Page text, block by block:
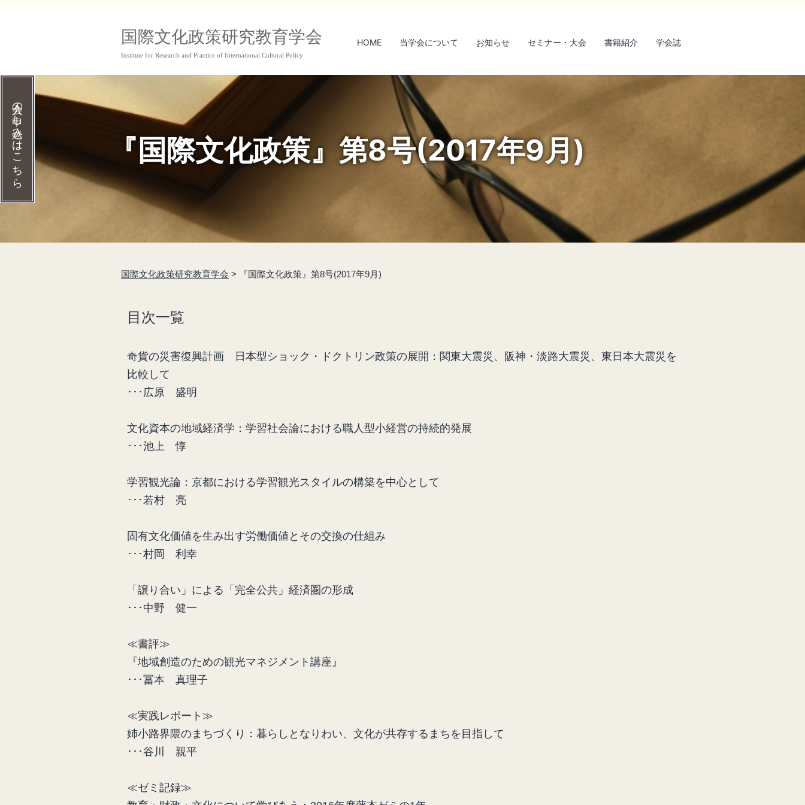
ン
プ
国際文化政策研究教育学会
Institute for Research and Practice of International Cultural Policy
HOME 当学会について お知らせ セミナー・大会 書籍紹介 学会誌
入会の申し込みはこちら 『国際文化政策』第8号(2017年9月)
国際文化政策研究教育学会 > 『国際文化政策』第8号(2017年9月)
目次一覧
奇貨の災害復興計画 日本型ショック・ドクトリン政策の展開：関東大震災、阪神・淡路大震災、東日本大震災を
比較して
･･･広原 盛明
文化資本の地域経済学：学習社会論における職人型小経営の持続的発展
･･･池上 惇
学習観光論：京都における学習観光スタイルの構築を中心として
･･･若村 亮
固有文化価値を生み出す労働価値とその交換の仕組み
･･･村岡 利幸
「譲り合い」による「完全公共」経済圏の形成
･･･中野 健一
≪書評≫
『地域創造のための観光マネジメント講座』
･･･冨本 真理子
≪実践レポート≫
姉小路界隈のまちづくり：暮らしとなりわい、文化が共存するまちを目指して
･･･谷川 親平
≪ゼミ記録≫